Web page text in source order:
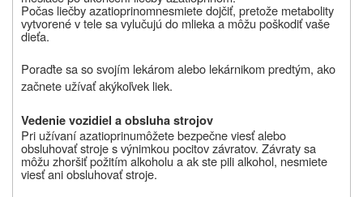
Počas liečbyazatioprinomnesmiete dojčiť, pretože metabolity
vytvorené v tele sa vylučujú do mlieka a môžu poškodiť vaše
dieťa.
Poraďte sa so svojím lekárom alebo lekárnikom predtým, ako
začnete užívať akýkoľvek liek.
Vedenie vozidiel a obsluha strojov
Pri užívaníazatioprinumôžete bezpečne viesť alebo
obsluhovať stroje s výnimkou pocitov závratov. Závraty sa
môžu zhoršiť požitím alkoholu a ak ste pili alkohol, nesmiete
viesť ani obsluhovať stroje.